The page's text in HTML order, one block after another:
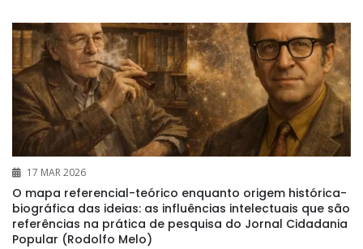
17 MAR 2026
O mapa referencial-teórico enquanto origem histórica-
biográfica das ideias: as influências intelectuais que são
referências na prática de pesquisa do Jornal Cidadania
Popular (Rodolfo Melo)